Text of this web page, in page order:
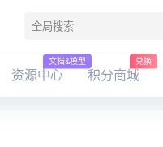
资源中心
文档&模型
积分商城
兑换